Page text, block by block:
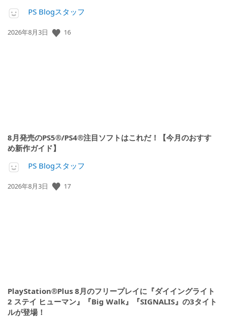
PS Blogスタッフ
公
2026年8月3日 16
8月発売のPS5®/PS4®注目ソフトはこれだ！【今月のおすす
め新作ガイド】
PS Blogスタッフ
公
2026年8月3日 17
PlayStation®Plus 8月のフリープレイに『ダイイングライト
2 ステイ ヒューマン』『Big Walk』『SIGNALIS』の3タイト
ルが登場！